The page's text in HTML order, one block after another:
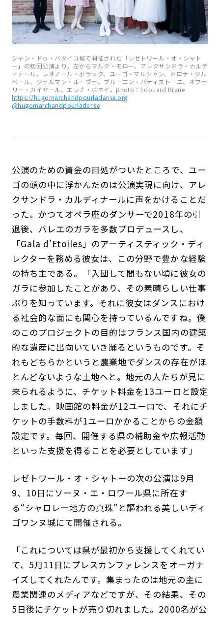
シャン・ドゥ・バタイユ城で開催された「レゼトワール・オ・シャト
ー」の初回公演より。左からマルク・モロー、アレクサンドラ・カルデ
ィナール、レオノール・ボラック、ユーゴ・マルシャン、ドロテ・ジル
ベール、ジェルマン・ルーヴェ、ブルーエン・バティストーニ、オフェ
リー・ガイヤール、エレナ・ボネイ。photo：Edouard Brane
https://hugomarchandpourladanse.org
@hugomarchandpourladanse
公演のための資金の目処がついたところで、ユー
ゴの頭の中に浮かんだのは公演実現に向け、アレ
クサンドラ・カルディナールに声をかけることだ
った。かつてオペラ座のダンサーで2018年の引
退後、バレエのガラを多数プロデュースし、
「Gala d’Etoiles」のアーティスティック・ディ
レクターを務める彼女は、この分野で豊かな経験
の持ち主である。「入団して間もない頃に彼女の
ガラに参加したことがあり、その素晴らしい仕事
ぶりを知っています。それに彼女はダンスにおけ
る社会的な面にも関心を持っているんですね。僕
のこのプロジェクトの目的はフランス国内の建築
的な遺産に出向いていき踊るというものです。そ
れもどちらかというと農業地でダンスの存在がほ
とんどないような土地へと。地元の人たちが見に
来られるように、チケット料金を13ユーロと設定
しました。映画館の料金が12ユーロで、それにチ
ケットの手数料が1ユーロかかることからの金額
設定です。毎回、開催する県の補助金や広報活動
といった支援を得ることを必要としています」
レゼトワール・オ・シャトーの次の公演は9月
9、10日にソーヌ・エ・ロワール県に所在す
る“シャロレー地方の真珠”と謳われる美しいディ
ゴワンヌ城にて開催される。
「これについては県が最初から支援してくれてい
て、5月11日にプレスカンファレンスをオーガナ
イズしてくれたんです。集まったのは地元の主に
農業関連のメディアなどですが、その結果、その
5日後にチケットが売り切れました。2000名が公